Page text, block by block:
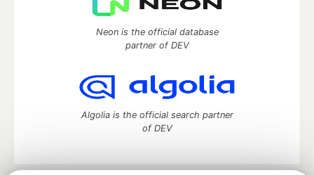
Neon is the official database
partner of DEV
Algolia is the official search partner
of DEV